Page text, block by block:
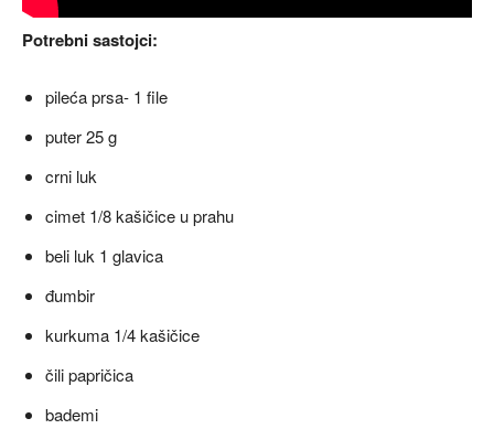
Potrebni sastojci:
pileća prsa- 1 file
puter 25 g
crni luk
cimet 1/8 kašičice u prahu
beli luk 1 glavica
đumbir
kurkuma 1/4 kašičice
čili papričica
bademi